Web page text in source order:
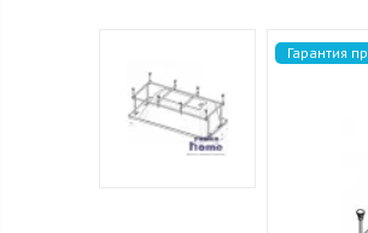
Гарантия